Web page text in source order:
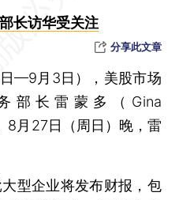
业务资产
1死1伤后自杀未遂
二季度升至1150亿元
紧融资
基金增幅最大
贷” 房地产板块普涨
等四大民企股东悉数退出
长访华受关注
分享此文章
—9月3日），美股市场
部长雷蒙多（Gina
8月27日（周日）晚，雷
型企业将发布财报，包